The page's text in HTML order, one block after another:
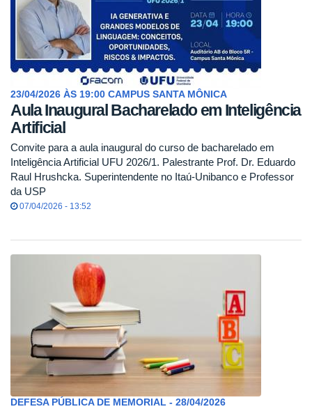
23/04/2026 ÀS 19:00 CAMPUS SANTA MÔNICA
Aula Inaugural Bacharelado em Inteligência
Artificial
Convite para a aula inaugural do curso de bacharelado em
Inteligência Artificial UFU 2026/1. Palestrante Prof. Dr. Eduardo
Raul Hrushcka. Superintendente no Itaú-Unibanco e Professor
da USP
07/04/2026 - 13:52
DEFESA PÚBLICA DE MEMORIAL - 28/04/2026